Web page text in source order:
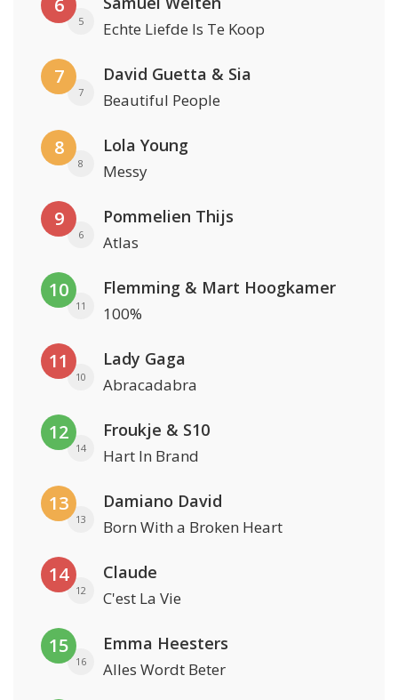
6
5 Echte Liefde Is Te Koop
7
7
David Guetta & Sia
Beautiful People
8
8
Lola Young
Messy
9
6
Pommelien Thijs
Atlas
10
11
Flemming & Mart Hoogkamer
100%
11
10
Lady Gaga
Abracadabra
12
14
Froukje & S10
Hart In Brand
13
13
Damiano David
Born With a Broken Heart
14
12
Claude
C'est La Vie
15
16
Emma Heesters
Alles Wordt Beter